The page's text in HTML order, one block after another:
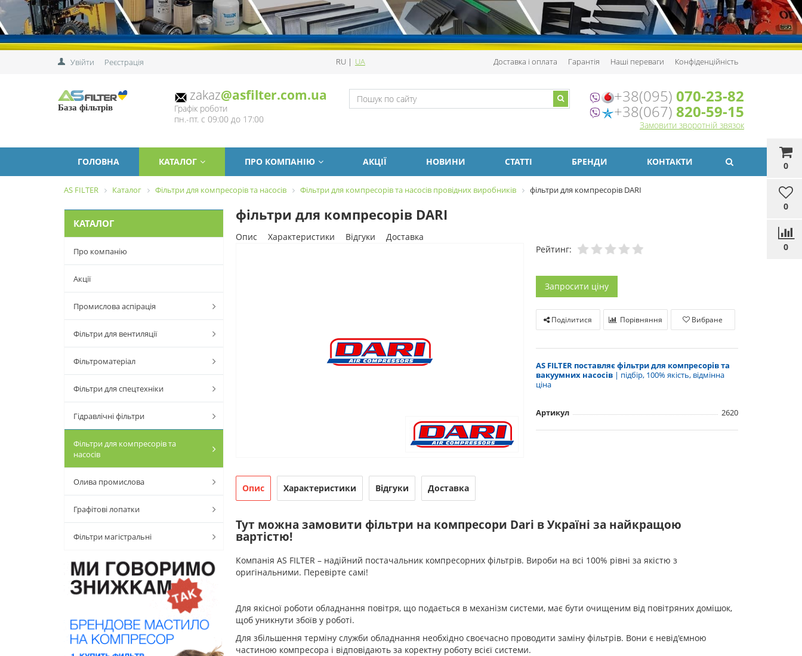
Увійти Реєстрація RU | UA Доставка і оплата Гарантія Наші переваги Конфіденційність
0
0
0
База фільтрів
zakaz@asfilter.com.ua
Графік роботи
пн.-пт. с 09:00 до 17:00
+38(095) 070-23-82
+38(067) 820-59-15
Замовити зворотній звязок
ГОЛОВНА КАТАЛОГ ПРО КОМПАНІЮ АКЦІЇ НОВИНИ СТАТТІ БРЕНДИ КОНТАКТИ
AS FILTER Каталог Фільтри для компресорів та насосів Фільтри для компресорів та насосів провідних виробників фільтри для компресорів DARI
КАТАЛОГ
Про компанію
Акції
Промислова аспірація
Фільтри для вентиляції
Фільтроматеріал
Фільтри для спецтехніки
Гідравлічні фільтри
Фільтри для компресорів та
насосів
Олива промислова
Графітові лопатки
Фільтри магістральні
фільтри для компресорів DARI
Опис Характеристики Відгуки
Доставка
Рейтинг:
Запросити ціну
Поділитися Порівняння Вибране
AS FILTER поставляє фільтри для компресорів та
вакуумних насосів| підбір, 100% якість, відмінна
ціна
Артикул 2620
Опис Характеристики Відгуки Доставка
Тут можна замовити фільтри на компресори Dari в Україні за найкращою
вартістю!
Компанія AS FILTER – надійний постачальник компресорних фільтрів. Вироби на всі 100% рівні за якістю з
оригінальними. Перевірте самі!
Для якісної роботи обладнання повітря, що подається в механізм системи, має бути очищеним від повітряних домішок,
щоб уникнути збоїв у роботі.
Для збільшення терміну служби обладнання необхідно своєчасно проводити заміну фільтрів. Вони є невід'ємною
частиною компресора і відповідають за коректну роботу всієї системи.